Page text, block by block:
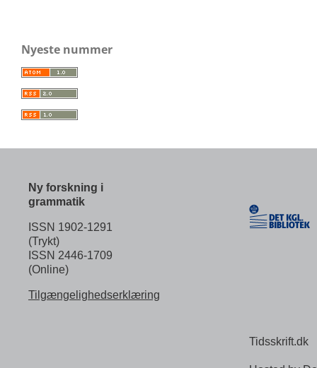
Nyeste nummer
Ny forskning i
grammatik
ISSN 1902-1291
(Trykt)
ISSN 2446-1709
(Online)
Tilgængelighedserklæring